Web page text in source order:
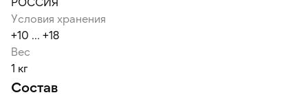
Условия хранения
+10 ... +18
Вес
1 кг
Состав